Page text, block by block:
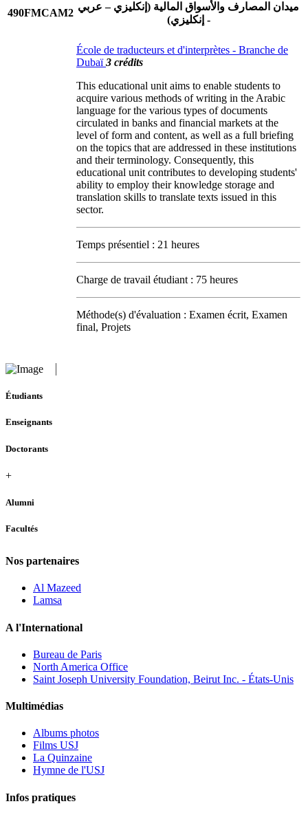
490FMCAM2
ميدان المصارف والأسواق المالية (إنكليزي – عربي
- إنكليزي)
École de traducteurs et d'interprètes - Branche de
Dubaï3 crédits
This educational unit aims to enable students to
acquire various methods of writing in the Arabic
language for the various types of documents
circulated in banks and financial markets at the
level of form and content, as well as a full briefing
on the topics that are addressed in these institutions
and their terminology. Consequently, this
educational unit contributes to developing students'
ability to employ their knowledge storage and
translation skills to translate texts issued in this
sector.
Temps présentiel : 21 heures
Charge de travail étudiant : 75 heures
Méthode(s) d'évaluation : Examen écrit, Examen
final, Projets
Étudiants
Enseignants
Doctorants
+
Alumni
Facultés
Nos partenaires
Al Mazeed
Lamsa
A l'International
Bureau de Paris
North America Office
Saint Joseph University Foundation, Beirut Inc. - États-Unis
Multimédias
Albums photos
Films USJ
La Quinzaine
Hymne de l'USJ
Infos pratiques